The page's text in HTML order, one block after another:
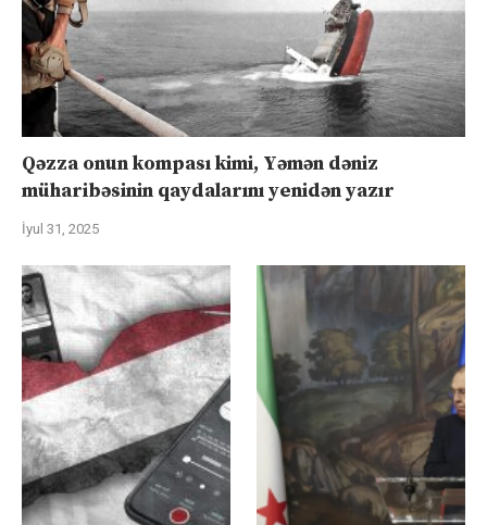
Qəzza onun kompası kimi, Yəmən dəniz
müharibəsinin qaydalarını yenidən yazır
İyul 31, 2025